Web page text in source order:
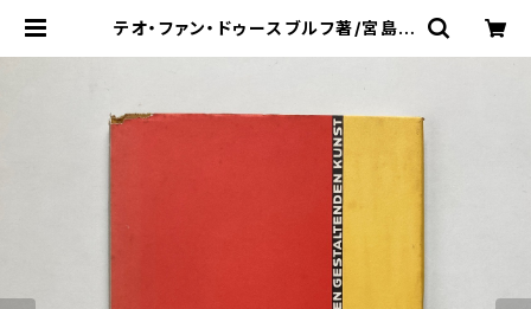
テオ・ファン・ドゥースブルフ著/宮島久